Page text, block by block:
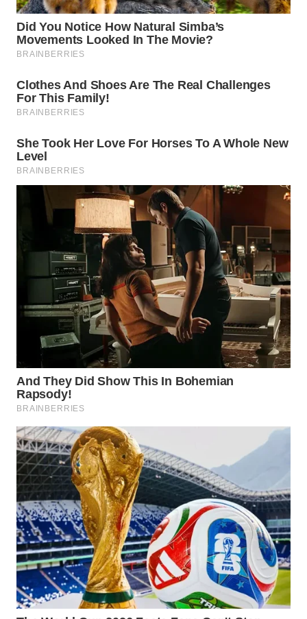
WN
PRIANGAN
TIMUR
SEMARANG
SOLO
WN
BOROBUDUR
WN
SURABAYA
NATUNA
WN
BINTAN
WN
MANDALIKA
WN
LIKUPANG
WN
LABUANBAJO
WN
BORNEO